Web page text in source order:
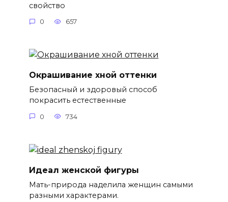
свойство
0 657
Окрашивание хной оттенки
Безопасный и здоровый способ
покрасить естественные
0 734
Идеал женской фигуры
Мать-природа наделила женщин самыми
разными характерами.